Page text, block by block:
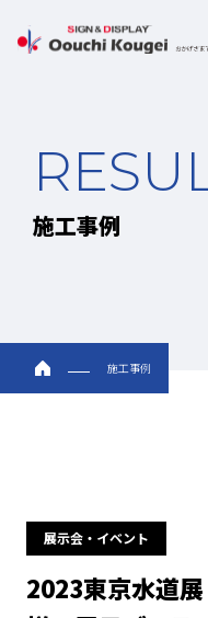
施工事例
施工事例
展示会・イベント
2023東京水道